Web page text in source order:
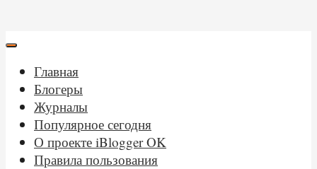
Главная
Блогеры
Журналы
Популярное сегодня
О проекте iBlogger OK
Правила пользования